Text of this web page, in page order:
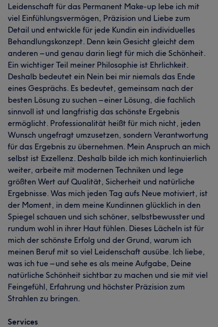
Leidenschaft für das Permanent Make-up lebe ich mit
viel Einfühlungsvermögen, Präzision und Liebe zum
Detail und entwickle für jede Kundin ein individuelles
Behandlungskonzept. Denn kein Gesicht gleicht dem
anderen – und genau darin liegt für mich die Schönheit.
Ein wichtiger Teil meiner Philosophie ist Ehrlichkeit.
Deshalb bedeutet ein Nein bei mir niemals das Ende
eines Gesprächs. Es bedeutet, gemeinsam nach der
besten Lösung zu suchen – einer Lösung, die fachlich
sinnvoll ist und langfristig das schönste Ergebnis
ermöglicht. Professionalität heißt für mich nicht, jeden
Wunsch ungefragt umzusetzen, sondern Verantwortung
für das Ergebnis zu übernehmen. Mein Anspruch an mich
selbst ist Exzellenz. Deshalb bilde ich mich kontinuierlich
weiter, arbeite mit modernen Techniken und lege
größten Wert auf Qualität, Sicherheit und natürliche
Ergebnisse. Was mich jeden Tag aufs Neue motiviert, ist
der Moment, in dem meine Kundinnen glücklich in den
Spiegel schauen und sich schöner, selbstbewusster und
rundum wohl in ihrer Haut fühlen. Dieses Lächeln ist für
mich der schönste Erfolg und der Grund, warum ich
meinen Beruf mit so viel Leidenschaft ausübe. Ich liebe,
was ich tue – und sehe es als meine Aufgabe, Deine
natürliche Schönheit sichtbar zu machen und sie mit viel
Feingefühl, Erfahrung und höchster Präzision zum
Strahlen zu bringen.
Services